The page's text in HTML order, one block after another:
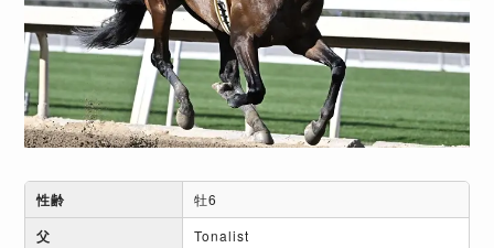
性齢 牡6
父 Tonalist